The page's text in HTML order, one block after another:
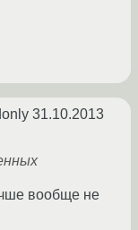
31.10.2013
вообще не